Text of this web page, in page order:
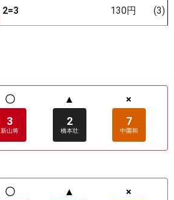
2=3 130円 (3)
〇
3
新山将
▲
2
橋本壮
×
7
中園和
〇 ▲ ×